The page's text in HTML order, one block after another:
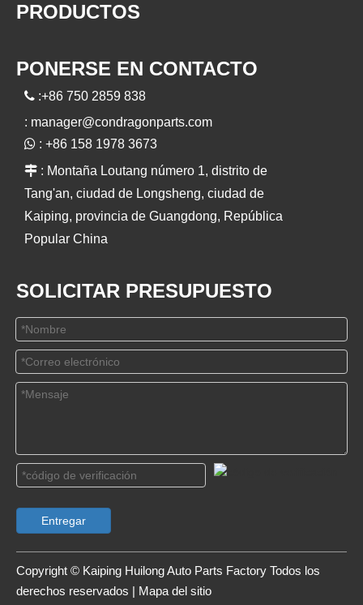
PRODUCTOS
PONERSE EN CONTACTO
 :+86 750 2859 838
: manager@condragonparts.com
 : +86 158 1978 3673
 : Montaña Loutang número 1, distrito de
Tang'an, ciudad de Longsheng, ciudad de
Kaiping, provincia de Guangdong, República
Popular China
SOLICITAR PRESUPUESTO
Entregar
Copyright © Kaiping Huilong Auto Parts Factory Todos los
derechos reservados | Mapa del sitio